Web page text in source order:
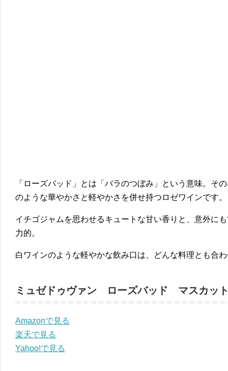
「ローズバッド」とは「バラのつぼみ」という意味。そ
のような華やかさと軽やかさを併せ持つロゼワインです。
イチゴジャムを思わせるキュートな甘い香りと、意外に
力的。
白ワインのような軽やかな飲み口は、どんな料理とも合
ミュゼドゥヴァン ローズバッド マスカッ
Amazonで見る
楽天で見る
Yahoo!で見る